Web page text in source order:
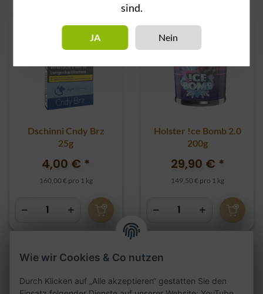
Dschinni Cndy Brz
25g
4,00 € *
160,00 € pro 1 kg
Holster !ce Bomb 2.0
200g
29,90 € *
149,50 € pro 1 kg
Wie wir Cookies & Co nutzen
Durch Klicken auf „Alle akzeptieren“ gestatten Sie den
sind.
JA Nein